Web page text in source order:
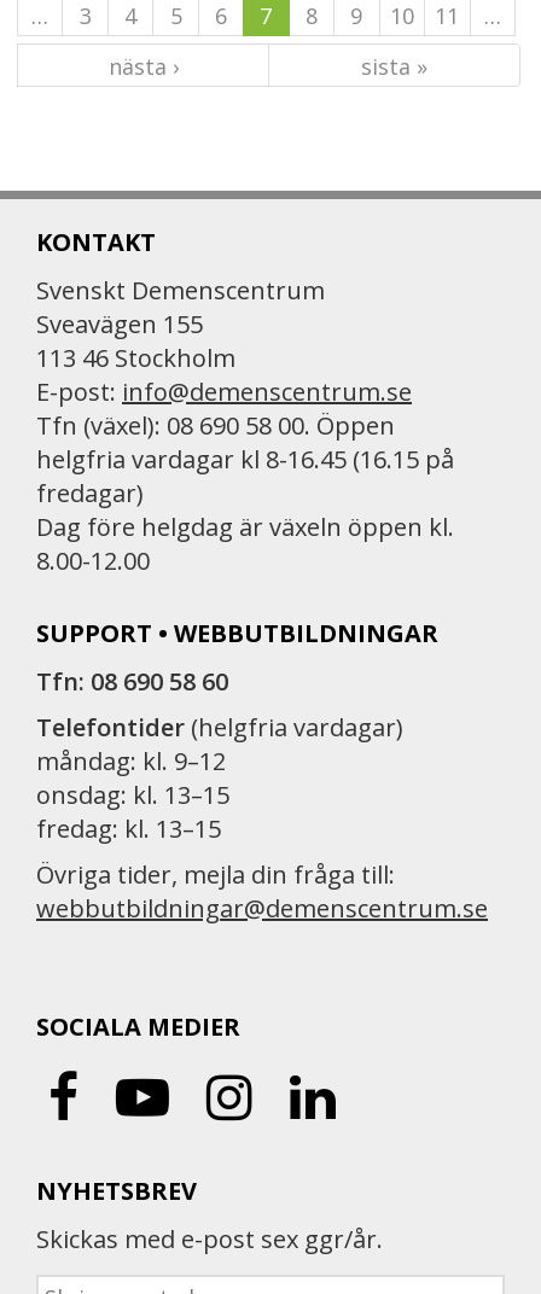
…
3 4 5 6 7 8 9 10 11
…
nästa ›
sista »
KONTAKT
Svenskt Demenscentrum
Sveavägen 155
113 46 Stockholm
E-post: info@demenscentrum.se
Tfn (växel): 08 690 58 00. Öppen
helgfria vardagar kl 8-16.45 (16.15 på
fredagar)
Dag före helgdag är växeln öppen kl.
8.00-12.00
SUPPORT • WEBBUTBILDNINGAR
Tfn: 08 690 58 60
Telefontider (helgfria vardagar)
måndag: kl. 9–12
onsdag: kl. 13–15
fredag: kl. 13–15
Övriga tider, mejla din fråga till:
webbutbildningar@demenscentrum.se
SOCIALA MEDIER
NYHETSBREV
Skickas med e-post sex ggr/år.